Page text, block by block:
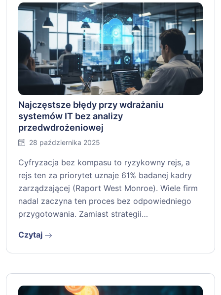
Najczęstsze błędy przy wdrażaniu
systemów IT bez analizy
przedwdrożeniowej
28 października 2025
Cyfryzacja bez kompasu to ryzykowny rejs, a
rejs ten za priorytet uznaje 61% badanej kadry
zarządzającej (Raport West Monroe). Wiele firm
nadal zaczyna ten proces bez odpowiedniego
przygotowania. Zamiast strategii…
Czytaj